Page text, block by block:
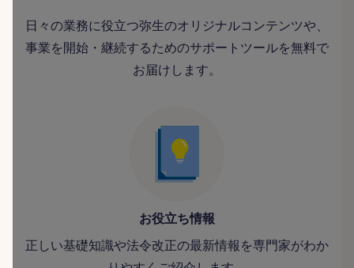
日々の業務に役立つ弥生のオリジナルコンテンツや、
事業を開始・継続するためのサポートツールを無料で
お届けします。
お役立ち情報
正しい基礎知識や法令改正の最新情報を専門家がわか